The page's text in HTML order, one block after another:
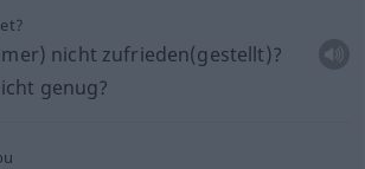
nicht zufrieden(gestellt)?
genug?